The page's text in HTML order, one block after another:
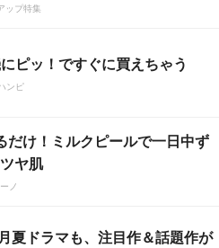
ップ特集
ピッ！ですぐに買えちゃう
ンピ
だけ！ミルクピールで一日中ず
ヤ肌
ノ
夏ドラマも、注目作＆話題作が